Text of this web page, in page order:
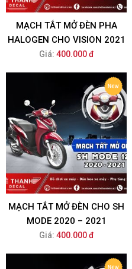
MẠCH TẮT MỞ ĐÈN PHA
HALOGEN CHO VISION 2021
Giá: 400.000 đ
MẠCH TẮT MỞ ĐÈN CHO SH
MODE 2020 – 2021
Giá: 400.000 đ